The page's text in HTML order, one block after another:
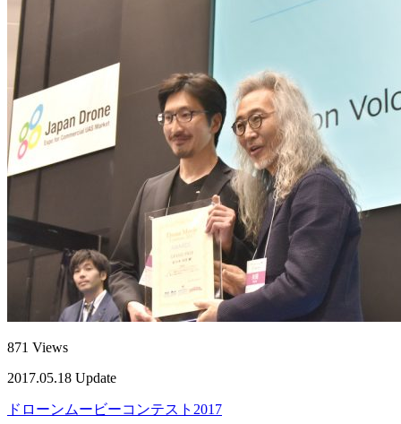
871 Views
2017.05.18 Update
ドローンムービーコンテスト2017